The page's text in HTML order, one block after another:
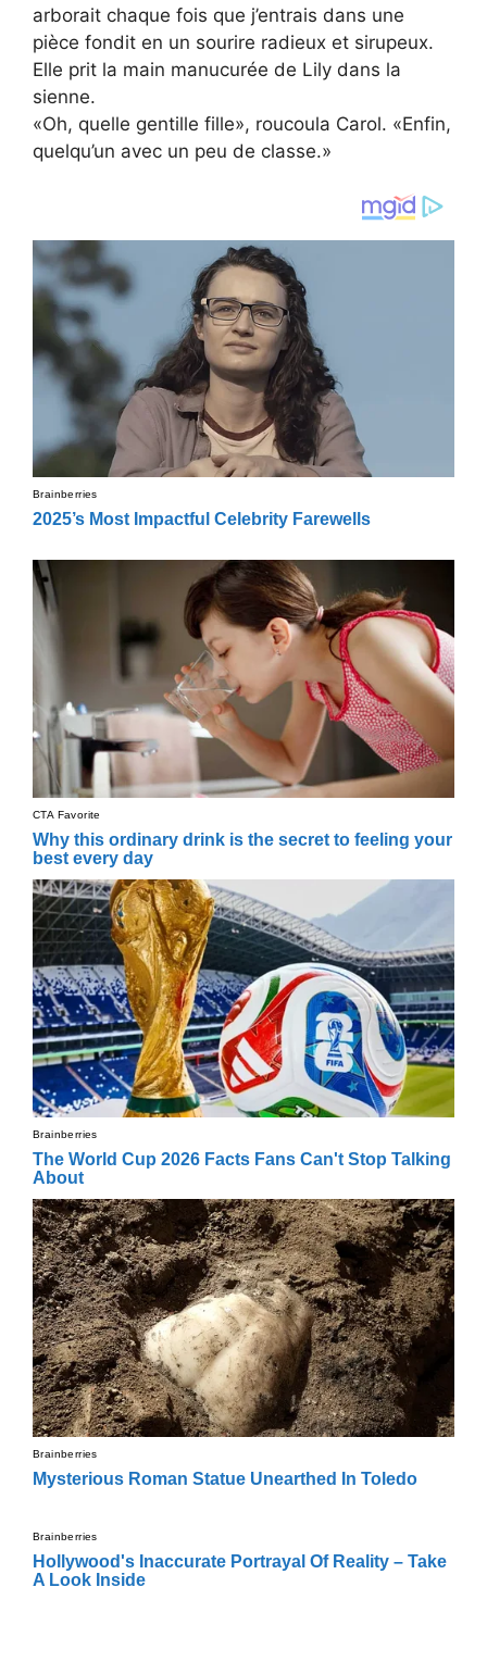
arborait chaque fois que j’entrais dans une
pièce fondit en un sourire radieux et sirupeux.
Elle prit la main manucurée de Lily dans la
sienne.
«Oh, quelle gentille fille», roucoula Carol. «Enfin,
quelqu’un avec un peu de classe.»